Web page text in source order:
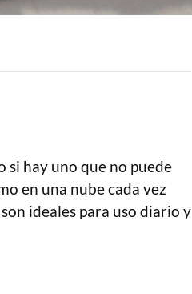
si hay uno que no puede
en una nube cada vez
son ideales para uso diario y